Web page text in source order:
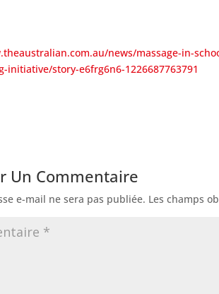
news/massage-in-
initiative/story-e6frg6n6-1226687763791
Un Commentaire
e-mail ne sera pas publiée. Les champs